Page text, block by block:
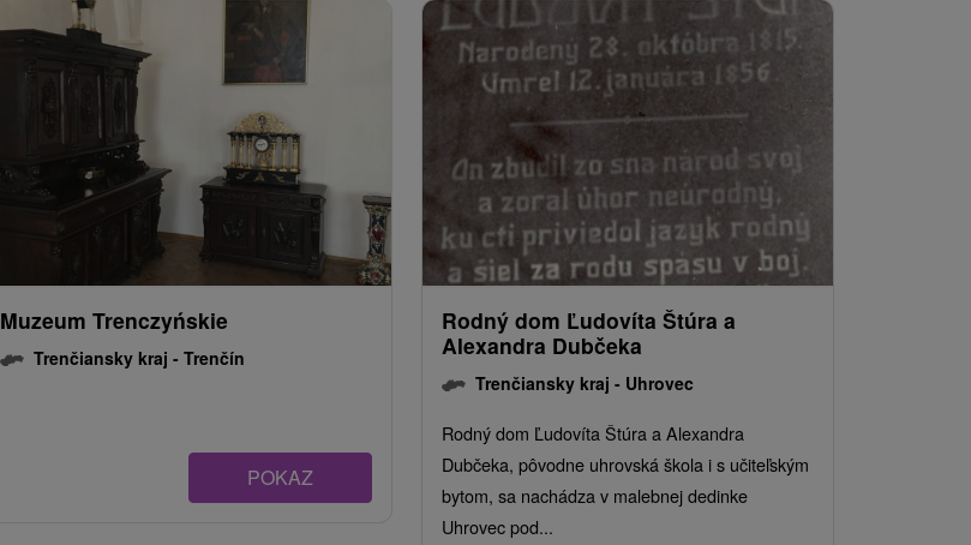
Muzeum Trenczyńskie
Trenčiansky kraj - Trenčín
POKAZ
Rodný dom Ľudovíta Štúra a
Alexandra Dubčeka
Trenčiansky kraj - Uhrovec
Rodný dom Ľudovíta Štúra a Alexandra
Dubčeka, pôvodne uhrovská škola i s učiteľským
bytom, sa nachádza v malebnej dedinke
Uhrovec pod...